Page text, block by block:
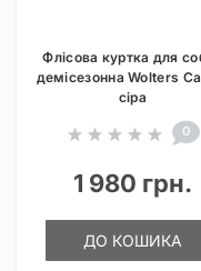
Флісова куртка для
демісезонна Wolters
сіра
0
1 980 грн.
ДО КОШИКА